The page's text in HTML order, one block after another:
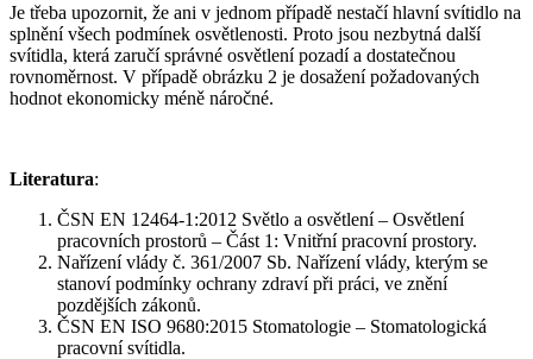
Je třeba upozornit, že ani v jednom případě nestačí hlavní svítidlo na
splnění všech podmínek osvětlenosti. Proto jsou nezbytná další
svítidla, která zaručí správné osvětlení pozadí a dostatečnou
rovnoměrnost. V případě obrázku 2 je dosažení požadovaných
hodnot ekonomicky méně náročné.
Literatura:
ČSN EN 12464-1:2012 Světlo a osvětlení – Osvětlení
pracovních prostorů – Část 1: Vnitřní pracovní prostory.
Nařízení vlády č. 361/2007 Sb. Nařízení vlády, kterým se
stanoví podmínky ochrany zdraví při práci, ve znění
pozdějších zákonů.
ČSN EN ISO 9680:2015 Stomatologie – Stomatologická
pracovní svítidla.